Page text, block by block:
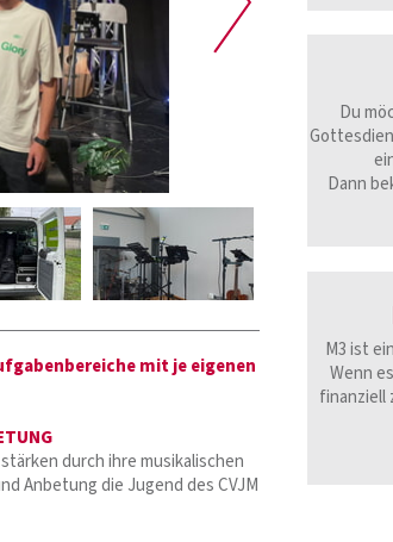
mit je eigenen
durch ihre musikalischen
Anbetung die Jugend des CVJM
Du
Dann
M3 ist
Wenn
finanziell